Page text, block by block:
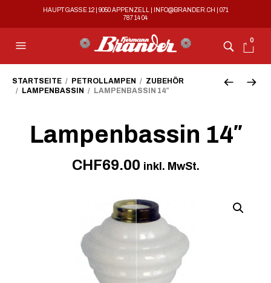
HAUPTGASSE 12 | 9050 APPENZELL | INFO@BRANDER.CH
071
787 14 04
0
STARTSEITE / PETROLLAMPEN / ZUBEHÖR
/ LAMPENBASSIN / LAMPENBASSIN 14″
Lampenbassin 14″
CHF69.00 inkl. MwSt.